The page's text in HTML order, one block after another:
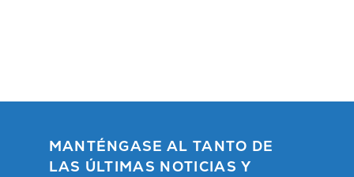
MANTÉNGASE AL TANTO DE
LAS ÚLTIMAS NOTICIAS Y